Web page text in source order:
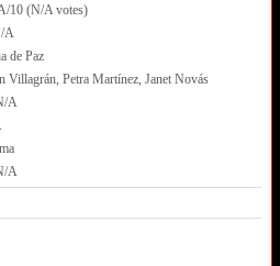
10 (N/A votes)
A
de Paz
Villagrán, Petra Martínez, Janet Novás
A
A